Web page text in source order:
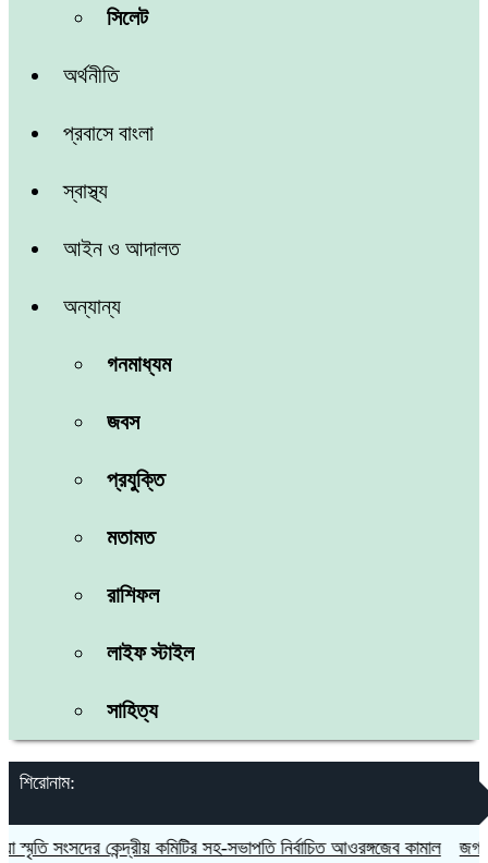
সিলেট
অর্থনীতি
প্রবাসে বাংলা
স্বাস্থ্য
আইন ও আদালত
অন্যান্য
গনমাধ্যম
জবস
প্রযুক্তি
মতামত
রাশিফল
লাইফ স্টাইল
সাহিত্য
শিরোনাম:
সংসদের কেন্দ্রীয় কমিটির সহ-সভাপতি নির্বাচিত আওরঙ্গজেব কামাল